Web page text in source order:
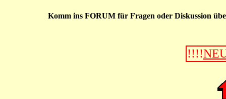
Komm ins FORUMfür Fragen oder Diskussion
!!!!